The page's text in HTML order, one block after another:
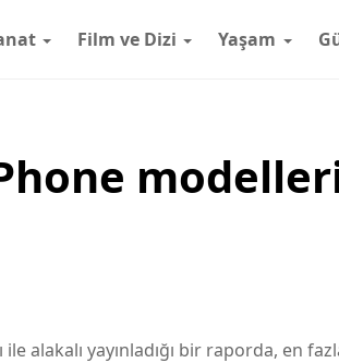
Film ve Dizi Yaşam
alakalı yayınladığı bir raporda, en